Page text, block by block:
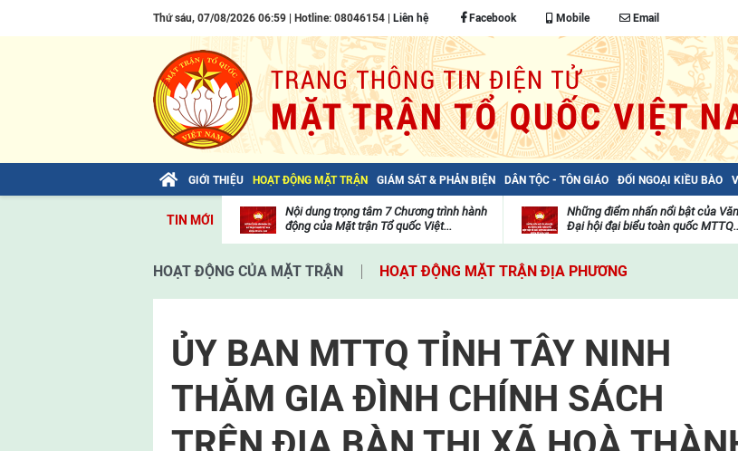
Thứ sáu, 07/08/2026 06:59 | Hotline: 08046154 | Liên hệ Facebook Mobile Email
GIỚI THIỆU HOẠT ĐỘNG MẶT TRẬN GIÁM SÁT & PHẢN BIỆN DÂN TỘC - TÔN GIÁO ĐỐI NGOẠI KIỀU BÀO
TIN MỚI
Bài viết của Tổng Bí thư Tô Lâm: TIẾN
viện
Nội dung trọng tâm 7 Chương trình hành
động của Mặt trận Tổ quốc Việt...
viện
Những điểm nhấn nổi bật của
Đại hội đại biểu toàn quốc
HOẠT ĐỘNG CỦA MẶT TRẬN HOẠT ĐỘNG MẶT TRẬN ĐỊA PHƯƠNG
ỦY BAN MTTQ TỈNH TÂY NINH
THĂM GIA ĐÌNH CHÍNH SÁCH